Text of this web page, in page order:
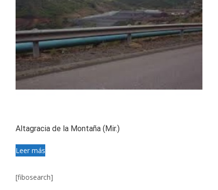
Altagracia de la Montaña (Mir.)
Leer más
[fibosearch]